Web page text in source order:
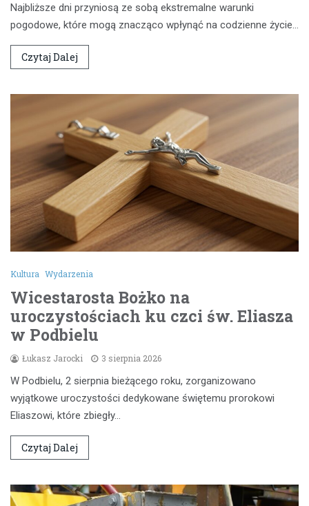
Najbliższe dni przyniosą ze sobą ekstremalne warunki
pogodowe, które mogą znacząco wpłynąć na codzienne życie…
Czytaj Dalej
Kultura Wydarzenia
Wicestarosta Bożko na
uroczystościach ku czci św. Eliasza
w Podbielu
Łukasz Jarocki 3 sierpnia 2026
W Podbielu, 2 sierpnia bieżącego roku, zorganizowano
wyjątkowe uroczystości dedykowane świętemu prorokowi
Eliaszowi, które zbiegły…
Czytaj Dalej